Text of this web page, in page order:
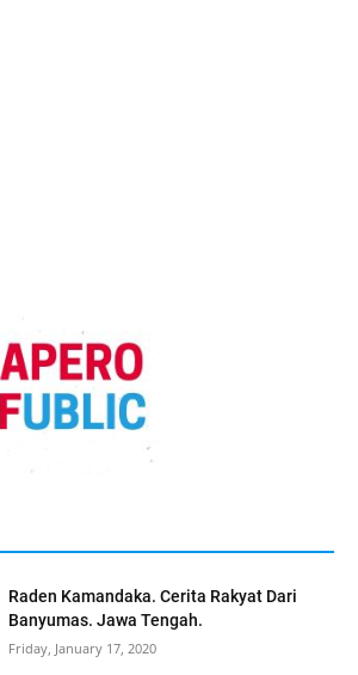
Raden Kamandaka. Cerita Rakyat Dari
Banyumas. Jawa Tengah.
Friday, January 17, 2020